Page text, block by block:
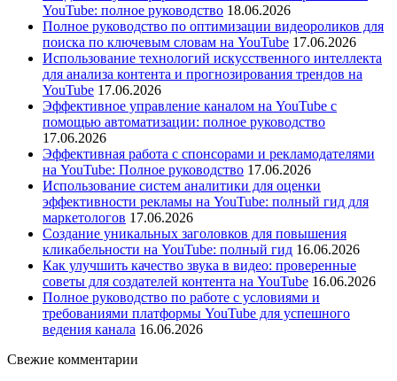
YouTube: полное руководство 18.06.2026
Полное руководство по оптимизации видеороликов для
поиска по ключевым словам на YouTube 17.06.2026
Использование технологий искусственного интеллекта
для анализа контента и прогнозирования трендов на
YouTube 17.06.2026
Эффективное управление каналом на YouTube с
помощью автоматизации: полное руководство
17.06.2026
Эффективная работа с спонсорами и рекламодателями
на YouTube: Полное руководство 17.06.2026
Использование систем аналитики для оценки
эффективности рекламы на YouTube: полный гид для
маркетологов 17.06.2026
Создание уникальных заголовков для повышения
кликабельности на YouTube: полный гид 16.06.2026
Как улучшить качество звука в видео: проверенные
советы для создателей контента на YouTube 16.06.2026
Полное руководство по работе с условиями и
требованиями платформы YouTube для успешного
ведения канала 16.06.2026
Свежие комментарии